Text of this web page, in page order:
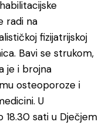
radi na
fizijatrijskoj
Bavi se strukom,
je i brojna
osteoporoze i
U
18.30 sati u Dječjem